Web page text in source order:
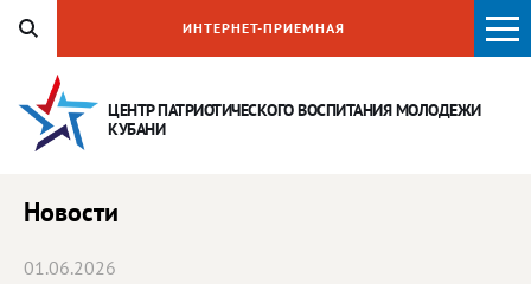
ЦЕНТР ПАТРИОТИЧЕСКОГО ВОСПИТАНИЯМОЛОДЕЖИ
КУБАНИ
ИНТЕРНЕТ-ПРИЕМНАЯ
Новости
01.06.2026